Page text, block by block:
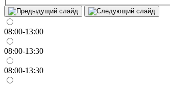
08:00-13:00
08:00-13:30
08:00-13:30